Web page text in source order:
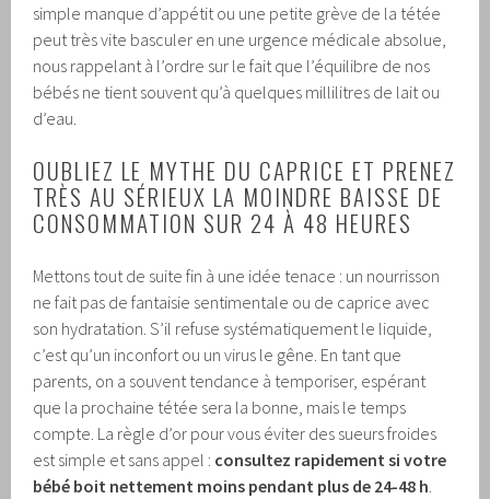
simple manque d’appétit ou une petite grève de la tétée
peut très vite basculer en une urgence médicale absolue,
nous rappelant à l’ordre sur le fait que l’équilibre de nos
bébés ne tient souvent qu’à quelques millilitres de lait ou
d’eau.
OUBLIEZ LE MYTHE DU CAPRICE ET PRENEZ
TRÈS AU SÉRIEUX LA MOINDRE BAISSE DE
CONSOMMATION SUR 24 À 48 HEURES
Mettons tout de suite fin à une idée tenace : un nourrisson
ne fait pas de fantaisie sentimentale ou de caprice avec
son hydratation. S’il refuse systématiquement le liquide,
c’est qu’un inconfort ou un virus le gêne. En tant que
parents, on a souvent tendance à temporiser, espérant
que la prochaine tétée sera la bonne, mais le temps
compte. La règle d’or pour vous éviter des sueurs froides
est simple et sans appel : consultez rapidement si votre
bébé boit nettement moins pendant plus de 24-48 h